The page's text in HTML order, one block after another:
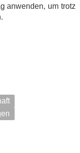
anwenden, um trotz